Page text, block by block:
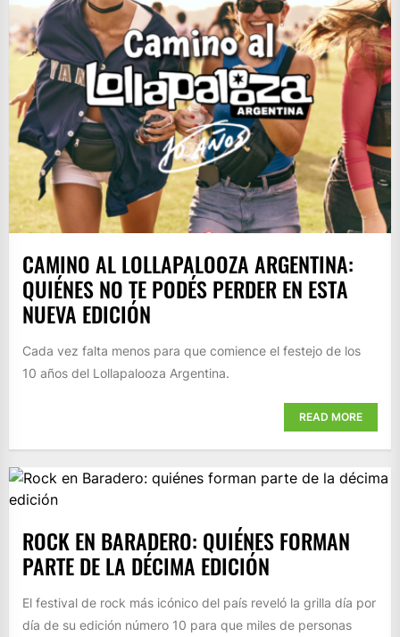
CAMINO AL LOLLAPALOOZA ARGENTINA:
QUIÉNES NO TE PODÉS PERDER EN ESTA
NUEVA EDICIÓN
Cada vez falta menos para que comience el festejo de los
10 años del Lollapalooza Argentina.
READ MORE
ROCK EN BARADERO: QUIÉNES FORMAN
PARTE DE LA DÉCIMA EDICIÓN
El festival de rock más icónico del país reveló la grilla día por
día de su edición número 10 para que miles de personas